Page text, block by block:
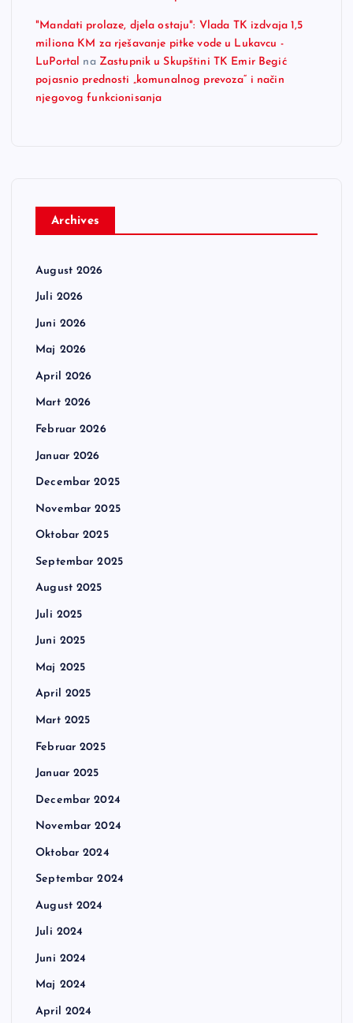
"Mandati prolaze, djela ostaju": Vlada TK izdvaja 1,5
miliona KM za rješavanje pitke vode u Lukavcu -
LuPortal na Zastupnik u Skupštini TK Emir Begić
pojasnio prednosti „komunalnog prevoza“ i način
njegovog funkcionisanja
Archives
August 2026
Juli 2026
Juni 2026
Maj 2026
April 2026
Mart 2026
Februar 2026
Januar 2026
Decembar 2025
Novembar 2025
Oktobar 2025
Septembar 2025
August 2025
Juli 2025
Juni 2025
Maj 2025
April 2025
Mart 2025
Februar 2025
Januar 2025
Decembar 2024
Novembar 2024
Oktobar 2024
Septembar 2024
August 2024
Juli 2024
Juni 2024
Maj 2024
April 2024